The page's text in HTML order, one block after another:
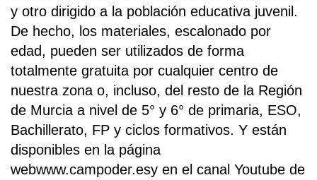
y otro dirigido a la población educativa juvenil.
De hecho, los materiales, escalonado por
edad, pueden ser utilizados de forma
totalmente gratuita por cualquier centro de
nuestra zona o, incluso, del resto de la Región
de Murcia a nivel de 5° y 6° de primaria, ESO,
Bachillerato, FP y ciclos formativos. Y están
disponibles en la página
webwww.campoder.esy en el canal Youtube de